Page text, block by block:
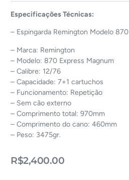
Especificações Técnicas:
– Espingarda Remington Modelo 870
– Marca: Remington
– Modelo: 870 Express Magnum
– Calibre: 12/76
– Capacidade: 7+1 cartuchos
– Funcionamento: Repetição
– Sem cão externo
– Comprimento total: 970mm
– Comprimento do cano: 460mm
– Peso: 3475gr.
R$2,400.00